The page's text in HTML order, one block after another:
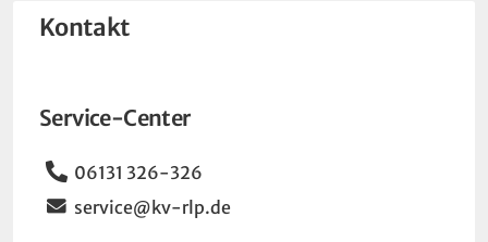
Kontakt
Service-Center
Telefon
06131 326-326
Email
service@kv-rlp.de